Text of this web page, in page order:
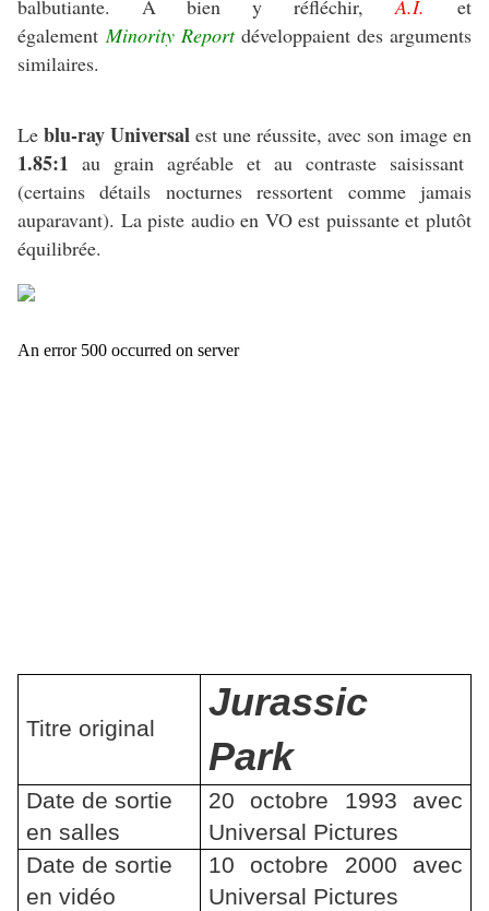
balbutiante. A bien y réfléchir,A.I.
et
égalementMinority Report développaient des arguments
similaires.
Le blu-ray Universal est une réussite, avec son image en
1.85:1 au grain agréable et au contraste saisissant
(certains détails nocturnes ressortent comme jamais
auparavant). La piste audio en VO est puissante et plutôt
équilibrée.
Titre original
Jurassic
Park
Date de sortie
en salles
20 octobre 1993 avec
Universal Pictures
Date de sortie
en vidéo
10 octobre 2000 avec
Universal Pictures